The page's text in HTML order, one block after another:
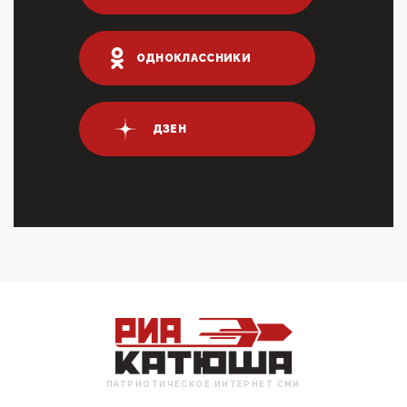
03:35, 10 Апреля 2026
Суммарное вознаграждение менеджменту в 15
крупных банках по итогам 2025 года превысило 63
млрд руб. ...
Террорист и убийца Буданов вальяжно сообщил,
что союзники просили Киев не наносить удары по
энергети...
12:01, 10 Апреля 2026
Сионистское правительство благосклонно
разрешило православным христианам провести
обряд Схождения Бл...
ОДНОКЛАССНИКИ
ДЗЕН
ПАТРИОТИЧЕСКОЕ ИНТЕРНЕТ СМИ